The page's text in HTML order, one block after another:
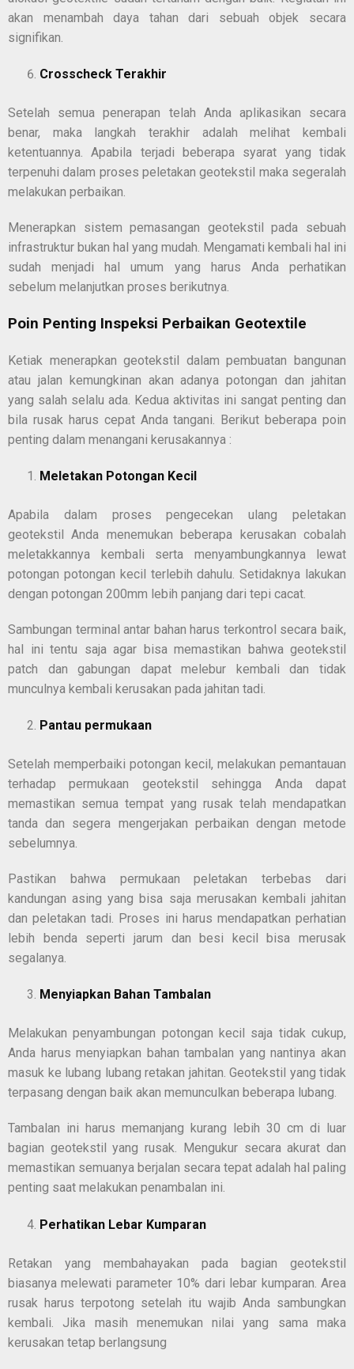
akan menambah daya tahan dari sebuah objek secara
signifikan.
Crosscheck Terakhir
Setelah semua penerapan telah Anda aplikasikan secara
benar, maka langkah terakhir adalah melihat kembali
ketentuannya. Apabila terjadi beberapa syarat yang tidak
terpenuhi dalam proses peletakan geotekstil maka segeralah
melakukan perbaikan.
Menerapkan sistem pemasangan geotekstil pada sebuah
infrastruktur bukan hal yang mudah. Mengamati kembali hal ini
sudah menjadi hal umum yang harus Anda perhatikan
sebelum melanjutkan proses berikutnya.
Poin Penting Inspeksi Perbaikan Geotextile
Ketiak menerapkan geotekstil dalam pembuatan bangunan
atau jalan kemungkinan akan adanya potongan dan jahitan
yang salah selalu ada. Kedua aktivitas ini sangat penting dan
bila rusak harus cepat Anda tangani. Berikut beberapa poin
penting dalam menangani kerusakannya :
Meletakan Potongan Kecil
Apabila dalam proses pengecekan ulang peletakan
geotekstil Anda menemukan beberapa kerusakan cobalah
meletakkannya kembali serta menyambungkannya lewat
potongan potongan kecil terlebih dahulu. Setidaknya lakukan
dengan potongan 200mm lebih panjang dari tepi cacat.
Sambungan terminal antar bahan harus terkontrol secara baik,
hal ini tentu saja agar bisa memastikan bahwa geotekstil
patch dan gabungan dapat melebur kembali dan tidak
munculnya kembali kerusakan pada jahitan tadi.
Pantau permukaan
Setelah memperbaiki potongan kecil, melakukan pemantauan
terhadap permukaan geotekstil sehingga Anda dapat
memastikan semua tempat yang rusak telah mendapatkan
tanda dan segera mengerjakan perbaikan dengan metode
sebelumnya.
Pastikan bahwa permukaan peletakan terbebas dari
kandungan asing yang bisa saja merusakan kembali jahitan
dan peletakan tadi. Proses ini harus mendapatkan perhatian
lebih benda seperti jarum dan besi kecil bisa merusak
segalanya.
Menyiapkan Bahan Tambalan
Melakukan penyambungan potongan kecil saja tidak cukup,
Anda harus menyiapkan bahan tambalan yang nantinya akan
masuk ke lubang lubang retakan jahitan. Geotekstil yang tidak
terpasang dengan baik akan memunculkan beberapa lubang.
Tambalan ini harus memanjang kurang lebih 30 cm di luar
bagian geotekstil yang rusak. Mengukur secara akurat dan
memastikan semuanya berjalan secara tepat adalah hal paling
penting saat melakukan penambalan ini.
Perhatikan Lebar Kumparan
Retakan yang membahayakan pada bagian geotekstil
biasanya melewati parameter 10% dari lebar kumparan. Area
rusak harus terpotong setelah itu wajib Anda sambungkan
kembali. Jika masih menemukan nilai yang sama maka
kerusakan tetap berlangsung